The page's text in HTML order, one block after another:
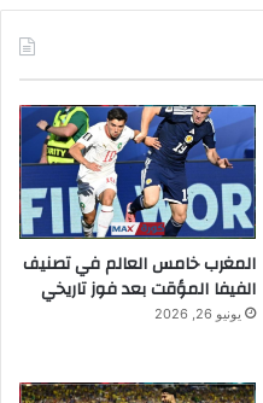
المغرب خامس العالم في تصنيف
الفيفا المؤقت بعد فوز تاريخي
يونيو 26, 2026